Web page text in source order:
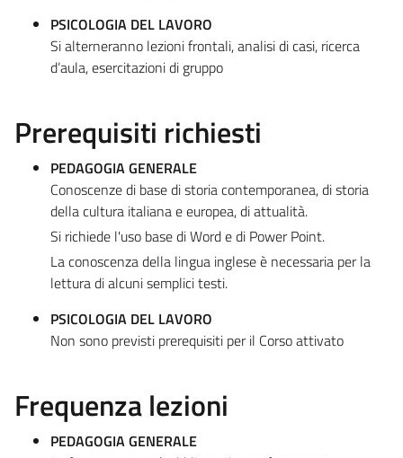
PSICOLOGIA DEL LAVORO
Si alterneranno lezioni frontali, analisi di casi, ricerca
d’aula, esercitazioni di gruppo
Prerequisiti richiesti
PEDAGOGIA GENERALE
Conoscenze di base di storia contemporanea, di storia
della cultura italiana e europea, di attualità.
Si richiede l'uso base di Word e di Power Point.
La conoscenza della lingua inglese è necessaria per la
lettura di alcuni semplici testi.
PSICOLOGIA DEL LAVORO
Non sono previsti prerequisiti per il Corso attivato
Frequenza lezioni
PEDAGOGIA GENERALE